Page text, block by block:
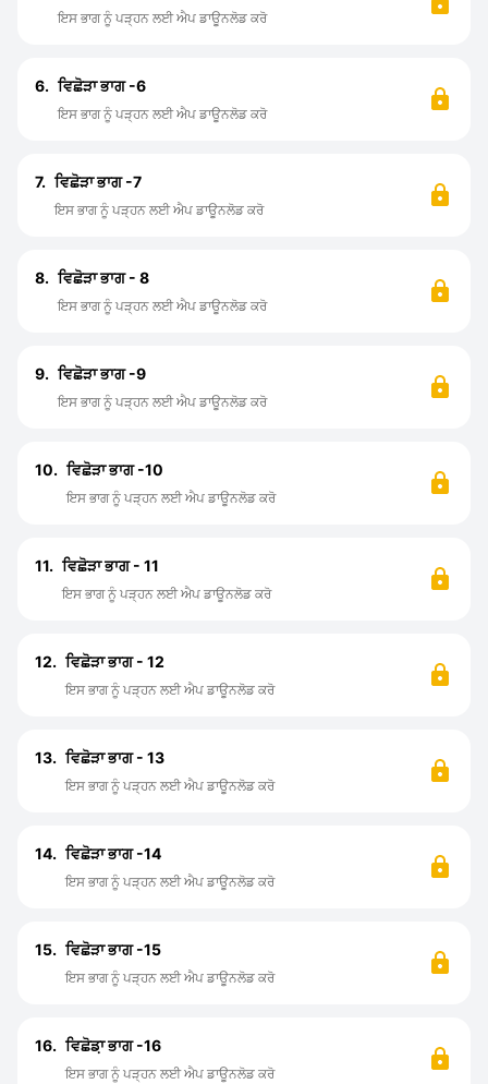
ਇਸ ਭਾਗ ਨੂੰ ਪੜ੍ਹਨ ਲਈ ਐਪ ਡਾਊਨਲੋਡ ਕਰੋ
6. ਵਿਛੋੜਾ ਭਾਗ -6
ਇਸ ਭਾਗ ਨੂੰ ਪੜ੍ਹਨ ਲਈ ਐਪ ਡਾਊਨਲੋਡ ਕਰੋ
7. ਵਿਛੋੜਾ ਭਾਗ -7
ਇਸ ਭਾਗ ਨੂੰ ਪੜ੍ਹਨ ਲਈ ਐਪ ਡਾਊਨਲੋਡ ਕਰੋ
8. ਵਿਛੋੜਾ ਭਾਗ - 8
ਇਸ ਭਾਗ ਨੂੰ ਪੜ੍ਹਨ ਲਈ ਐਪ ਡਾਊਨਲੋਡ ਕਰੋ
9. ਵਿਛੋੜਾ ਭਾਗ -9
ਇਸ ਭਾਗ ਨੂੰ ਪੜ੍ਹਨ ਲਈ ਐਪ ਡਾਊਨਲੋਡ ਕਰੋ
10. ਵਿਛੋੜਾ ਭਾਗ -10
ਇਸ ਭਾਗ ਨੂੰ ਪੜ੍ਹਨ ਲਈ ਐਪ ਡਾਊਨਲੋਡ ਕਰੋ
11. ਵਿਛੋੜਾ ਭਾਗ - 11
ਇਸ ਭਾਗ ਨੂੰ ਪੜ੍ਹਨ ਲਈ ਐਪ ਡਾਊਨਲੋਡ ਕਰੋ
12. ਵਿਛੋੜਾ ਭਾਗ - 12
ਇਸ ਭਾਗ ਨੂੰ ਪੜ੍ਹਨ ਲਈ ਐਪ ਡਾਊਨਲੋਡ ਕਰੋ
13. ਵਿਛੋੜਾ ਭਾਗ - 13
ਇਸ ਭਾਗ ਨੂੰ ਪੜ੍ਹਨ ਲਈ ਐਪ ਡਾਊਨਲੋਡ ਕਰੋ
14. ਵਿਛੋੜਾ ਭਾਗ -14
ਇਸ ਭਾਗ ਨੂੰ ਪੜ੍ਹਨ ਲਈ ਐਪ ਡਾਊਨਲੋਡ ਕਰੋ
15. ਵਿਛੋੜਾ ਭਾਗ -15
ਇਸ ਭਾਗ ਨੂੰ ਪੜ੍ਹਨ ਲਈ ਐਪ ਡਾਊਨਲੋਡ ਕਰੋ
16. ਵਿਛੋਡ਼ਾ ਭਾਗ -16
ਇਸ ਭਾਗ ਨੂੰ ਪੜ੍ਹਨ ਲਈ ਐਪ ਡਾਊਨਲੋਡ ਕਰੋ